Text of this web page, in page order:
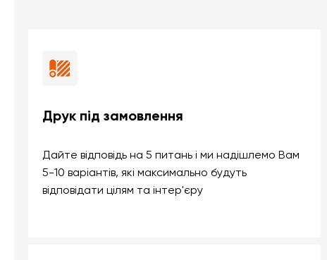
Друк під замовлення
Дайте відповідь на 5 питань і ми надішлемо Вам
5-10 варіантів, які максимально будуть
відповідати цілям та інтер'єру